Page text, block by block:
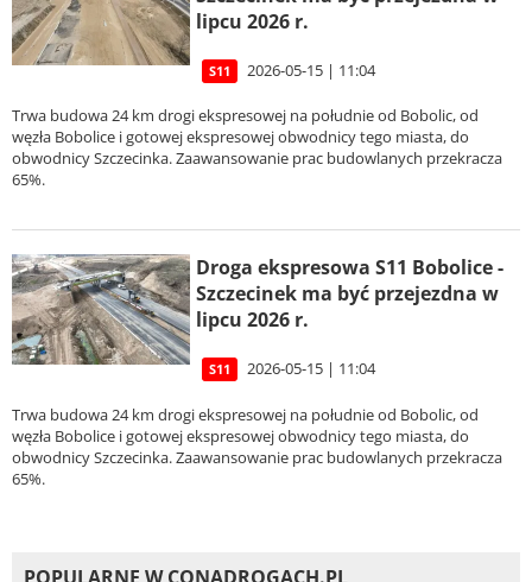
lipcu 2026 r.
S11 2026-05-15 | 11:04
Trwa budowa 24 km drogi ekspresowej na południe od Bobolic, od
węzła Bobolice i gotowej ekspresowej obwodnicy tego miasta, do
obwodnicy Szczecinka. Zaawansowanie prac budowlanych przekracza
65%.
Droga ekspresowa S11 Bobolice -
Szczecinek ma być przejezdna w
lipcu 2026 r.
S11 2026-05-15 | 11:04
Trwa budowa 24 km drogi ekspresowej na południe od Bobolic, od
węzła Bobolice i gotowej ekspresowej obwodnicy tego miasta, do
obwodnicy Szczecinka. Zaawansowanie prac budowlanych przekracza
65%.